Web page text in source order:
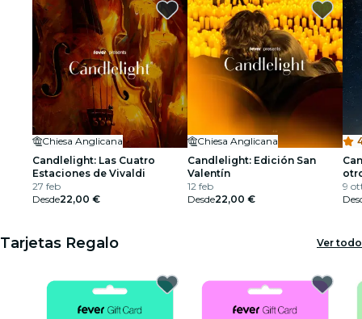
Chiesa Anglicana
Candlelight: Las Cuatro
Estaciones de Vivaldi
27 feb
Desde22,00 €
Chiesa Anglicana
Candlelight: Edición San
Valentín
12 feb
Desde22,00 €
9
Tarjetas Regalo Ver todo